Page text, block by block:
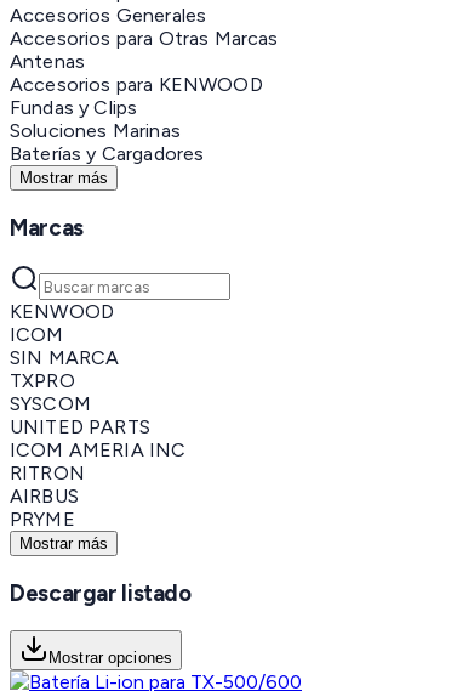
Accesorios Generales
Accesorios para Otras Marcas
Antenas
Accesorios para KENWOOD
Fundas y Clips
Soluciones Marinas
Baterías y Cargadores
Mostrar más
Marcas
KENWOOD
ICOM
SIN MARCA
TXPRO
SYSCOM
UNITED PARTS
ICOM AMERIA INC
RITRON
AIRBUS
PRYME
Mostrar más
Descargar listado
Mostrar opciones